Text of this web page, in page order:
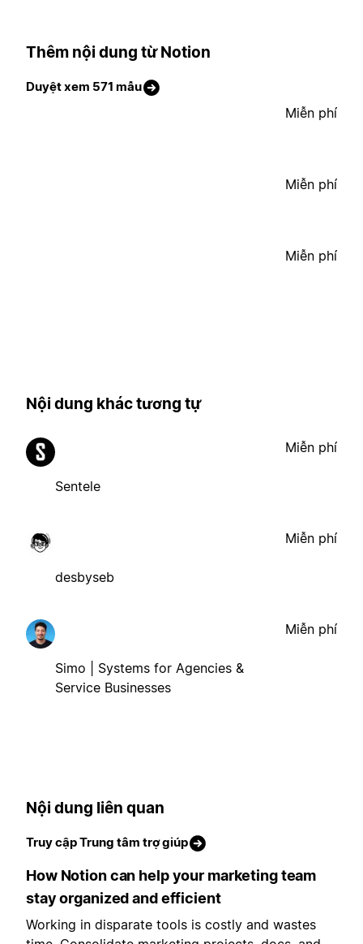
Thêm nội dung từ Notion
Duyệt xem 571 mẫu
Miễn phí
Miễn phí
Miễn phí
Nội dung khác tương tự
Sentele
Miễn phí
desbyseb
Miễn phí
Simo | Systems for Agencies &
Service Businesses
Miễn phí
Nội dung liên quan
Truy cập Trung tâm trợ giúp
How Notion can help your marketing team
stay organized and efficient
Working in disparate tools is costly and wastes